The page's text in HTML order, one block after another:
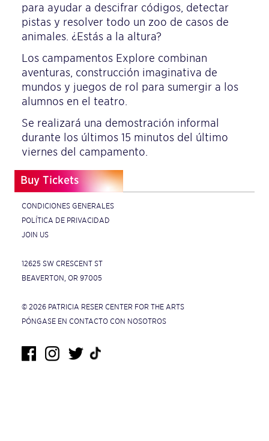
para ayudar a descifrar códigos, detectar
pistas y resolver todo un zoo de casos de
animales. ¿Estás a la altura?
Los campamentos Explore combinan
aventuras, construcción imaginativa de
mundos y juegos de rol para sumergir a los
alumnos en el teatro.
Se realizará una demostración informal
durante los últimos 15 minutos del último
viernes del campamento.
Buy Tickets
CONDICIONES GENERALES
POLÍTICA DE PRIVACIDAD
JOIN US
12625 SW CRESCENT ST
BEAVERTON, OR 97005
© 2026 PATRICIA RESER CENTER FOR THE ARTS
PÓNGASE EN CONTACTO CON NOSOTROS